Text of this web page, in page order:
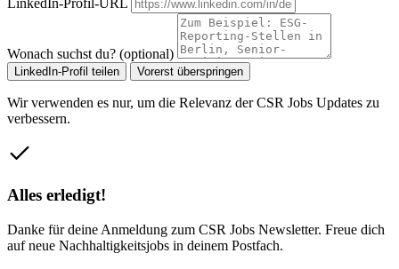
Wonach suchst du? (optional)
LinkedIn-Profil teilen Vorerst überspringen
Wir verwenden es nur, um die Relevanz der CSR Jobs Updates zu
verbessern.
Alles erledigt!
Danke für deine Anmeldung zum CSR Jobs Newsletter. Freue dich
auf neue Nachhaltigkeitsjobs in deinem Postfach.